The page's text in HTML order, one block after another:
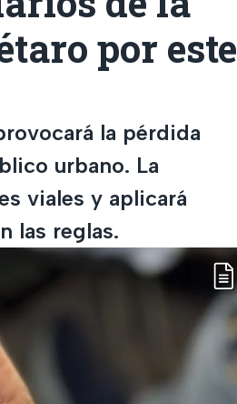
por este
la pérdida
urbano. La
viales y aplicará
las reglas.